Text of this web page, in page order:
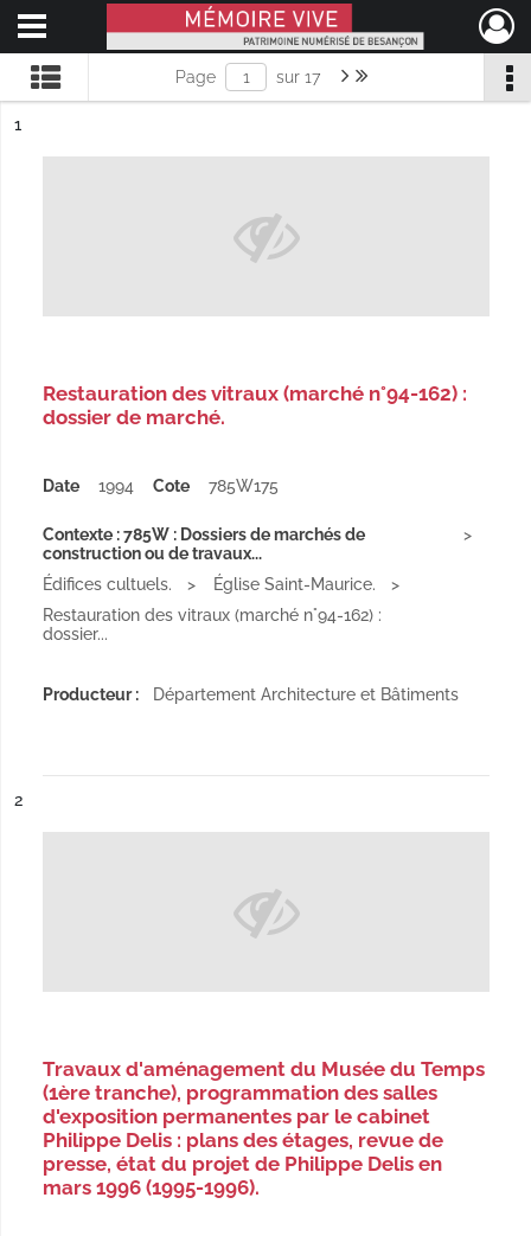
Mémoire Vive patrimoine numérisé de Besançon
Ouvrir le menu déroulant
Page sur 17
n°
1
Restauration des vitraux (marché n°94-162) :
dossier de marché.
Date 1994 Cote 785W175
Contexte : 785W : Dossiers de marchés de
construction ou de travaux...
Édifices cultuels.
Église Saint-Maurice.
Restauration des vitraux (marché n°94-162) :
dossier...
Producteur : Département Architecture et Bâtiments
n°
2
Travaux d'aménagement du Musée du Temps
(1ère tranche), programmation des salles
d'exposition permanentes par le cabinet
Philippe Delis : plans des étages, revue de
presse, état du projet de Philippe Delis en
mars 1996 (1995-1996).